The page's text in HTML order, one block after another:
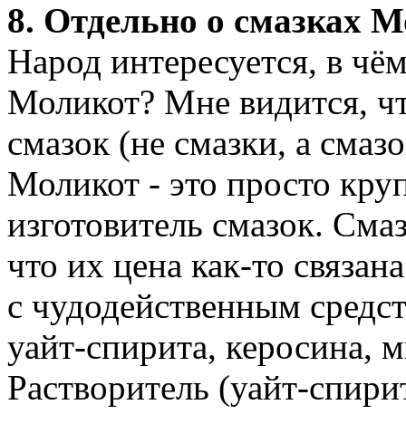
8. Отдельно о смазках
Народ интересуется, в
Моликот? Мне видится,
смазок (не смазки, а
Моликот - это просто
изготовитель смазок.
что их цена как-то
с чудодейственным
уайт-спирита, керосина,
Растворитель (уайт-